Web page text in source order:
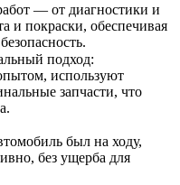
— от диагностики и
и покраски, обеспечивая
подход:
используют
запчасти, что
был на ходу,
без ущерба для